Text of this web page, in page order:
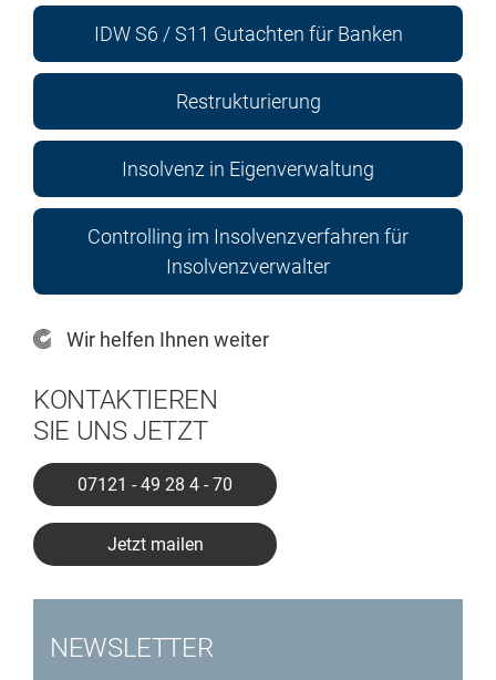
IDW S6 / S11 Gutachten für Banken
Restrukturierung
Insolvenz in Eigenverwaltung
Controlling im Insolvenzverfahren für
Insolvenzverwalter
Wir helfen Ihnen weiter
KONTAKTIEREN
SIE UNS JETZT
07121 - 49 28 4 - 70
Jetzt mailen
NEWSLETTER